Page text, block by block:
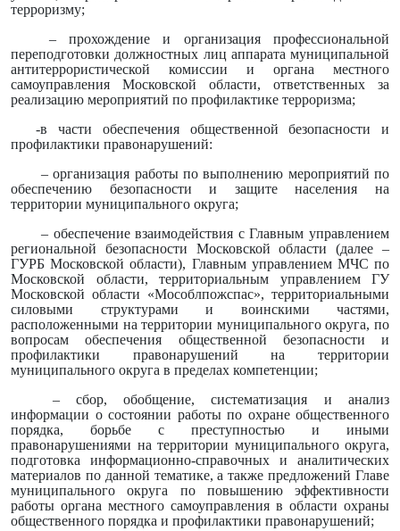
терроризму;
– прохождение и организация профессиональной
переподготовки должностных лиц аппарата муниципальной
антитеррористической комиссии и органа местного
самоуправления Московской области, ответственных за
реализацию мероприятий по профилактике терроризма;
-в части обеспечения общественной безопасности и
профилактики правонарушений:
– организация работы по выполнению мероприятий по
обеспечению безопасности и защите населения на
территории муниципального округа;
– обеспечение взаимодействия с Главным управлением
региональной безопасности Московской области (далее –
ГУРБ Московской области), Главным управлением МЧС по
Московской области, территориальным управлением ГУ
Московской области «Мособлпожспас», территориальными
силовыми структурами и воинскими частями,
расположенными на территории муниципального округа, по
вопросам обеспечения общественной безопасности и
профилактики правонарушений на территории
муниципального округа в пределах компетенции;
– сбор, обобщение, систематизация и анализ
информации о состоянии работы по охране общественного
порядка, борьбе с преступностью и иными
правонарушениями на территории муниципального округа,
подготовка информационно-справочных и аналитических
материалов по данной тематике, а также предложений Главе
муниципального округа по повышению эффективности
работы органа местного самоуправления в области охраны
общественного порядка и профилактики правонарушений;